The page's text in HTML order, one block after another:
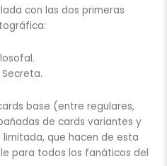
con las dos primeras
base (entre regulares,
de cards variantes y
que hacen de esta
para todos los fanáticos del